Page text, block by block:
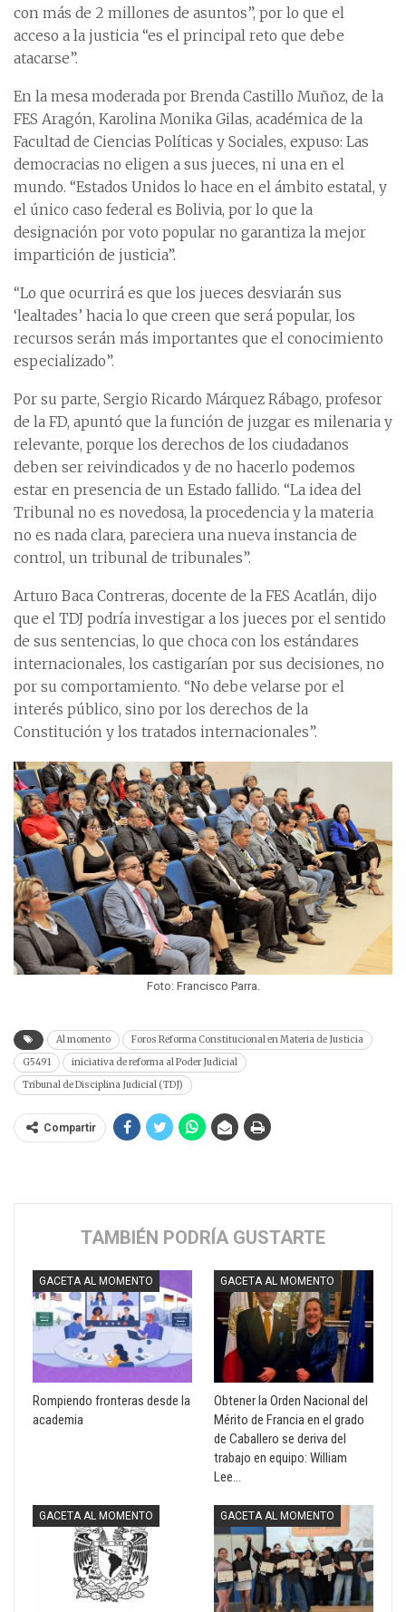
con más de 2 millones de asuntos”, por lo que el
acceso a la justicia “es el principal reto que debe
atacarse”.
En la mesa moderada por Brenda Castillo Muñoz, de la
FES Aragón, Karolina Monika Gilas, académica de la
Facultad de Ciencias Políticas y Sociales, expuso: Las
democracias no eligen a sus jueces, ni una en el
mundo. “Estados Unidos lo hace en el ámbito estatal, y
el único caso federal es Bolivia, por lo que la
designación por voto popular no garantiza la mejor
impartición de justicia”.
“Lo que ocurrirá es que los jueces desviarán sus
‘lealtades’ hacia lo que creen que será popular, los
recursos serán más importantes que el conocimiento
especializado”.
Por su parte, Sergio Ricardo Márquez Rábago, profesor
de la FD, apuntó que la función de juzgar es milenaria y
relevante, porque los derechos de los ciudadanos
deben ser reivindicados y de no hacerlo podemos
estar en presencia de un Estado fallido. “La idea del
Tribunal no es novedosa, la procedencia y la materia
no es nada clara, pareciera una nueva instancia de
control, un tribunal de tribunales”.
Arturo Baca Contreras, docente de la FES Acatlán, dijo
que el TDJ podría investigar a los jueces por el sentido
de sus sentencias, lo que choca con los estándares
internacionales, los castigarían por sus decisiones, no
por su comportamiento. “No debe velarse por el
interés público, sino por los derechos de la
Constitución y los tratados internacionales”.
Foto: Francisco Parra.
Al momento
Foros Reforma Constitucional en Materia de Justicia
G5491
iniciativa de reforma al Poder Judicial
Tribunal de Disciplina Judicial (TDJ)
Compartir
TAMBIÉN PODRÍA GUSTARTE
GACETA AL MOMENTO
Rompiendo fronteras desde la
academia
GACETA AL MOMENTO
Obtener la Orden Nacional del
Mérito de Francia en el grado
de Caballero se deriva del
trabajo en equipo: William
Lee…
GACETA AL MOMENTO GACETA AL MOMENTO